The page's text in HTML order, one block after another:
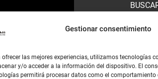
Gestionar consentimiento
ofrecer las mejores experiencias, utilizamos tecnologías
y/o acceder a la información del dispositivo. El
permitirá procesar datos como el comportamiento
explícito.
posibles,
Search